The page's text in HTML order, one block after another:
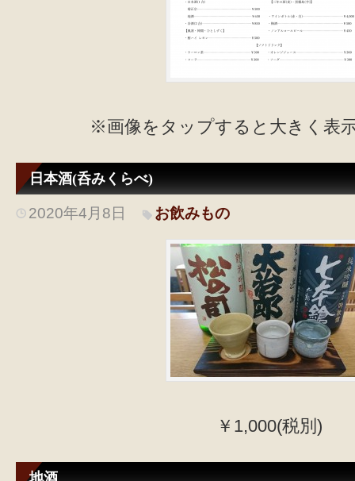
※画像をタップすると大きく表
日本酒(呑みくらべ)
2020年4月8日 お飲みもの
￥1,000(税別)
地酒